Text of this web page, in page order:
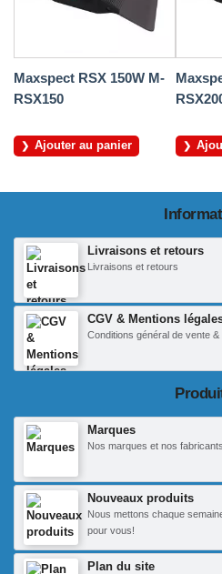
Maxspect RSX 150W M-
RSX150
Ajouter au panier
Livraisons et retours
Livraisons et retours
CGV & Mentions
Conditions général de vente &
Marques
Nos marques et nos fabricants
Nouveaux produits
Nous mettons chaque
pour vous!
Plan du site